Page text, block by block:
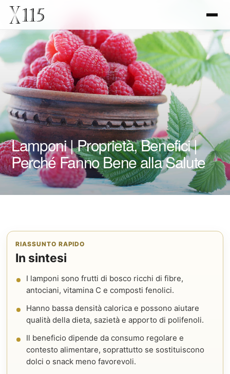
Lamponi | Proprietà, Benefici |
Perché Fanno Bene alla Salute
RIASSUNTO RAPIDO
In sintesi
I lamponi sono frutti di bosco ricchi di fibre,
antociani, vitamina C e composti fenolici.
Hanno bassa densità calorica e possono aiutare
qualità della dieta, sazietà e apporto di polifenoli.
Il beneficio dipende da consumo regolare e
contesto alimentare, soprattutto se sostituiscono
dolci o snack meno favorevoli.